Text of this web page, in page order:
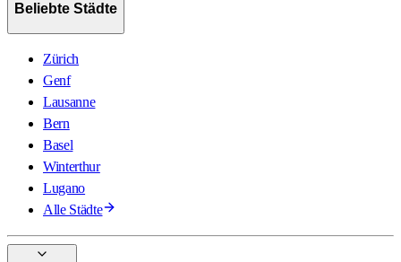
Beliebte Städte
Zürich
Genf
Lausanne
Bern
Basel
Winterthur
Lugano
Alle Städte